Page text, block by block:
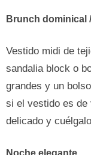
Brunch dominical
Vestido midi de
sandalia block o
grandes y un
si el vestido es de
delicado y
Noche elegante